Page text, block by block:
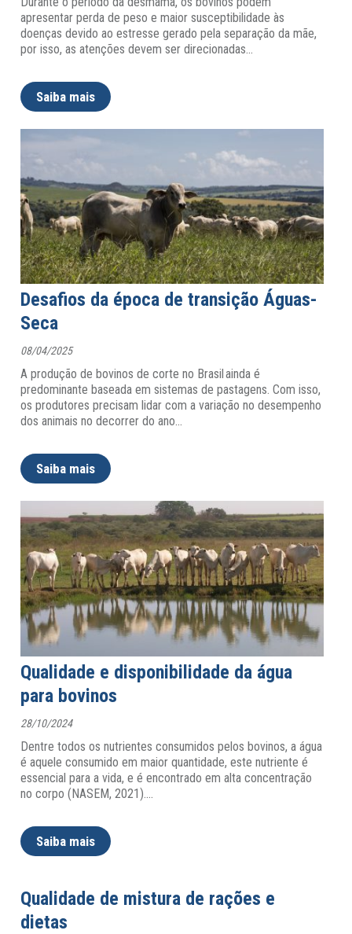
apresentar perda de peso e maior susceptibilidade às
doenças devido ao estresse gerado pela separação da mãe,
por isso, as atenções devem ser direcionadas…
Saiba mais
Desafios da época de transição Águas-
Seca
08/04/2025
A produção de bovinos de corte no Brasil ainda é
predominante baseada em sistemas de pastagens. Com isso,
os produtores precisam lidar com a variação no desempenho
dos animais no decorrer do ano…
Saiba mais
Qualidade e disponibilidade da água
para bovinos
28/10/2024
Dentre todos os nutrientes consumidos pelos bovinos, a água
é aquele consumido em maior quantidade, este nutriente é
essencial para a vida, e é encontrado em alta concentração
no corpo (NASEM, 2021).
Saiba mais
Qualidade de mistura de rações e
dietas